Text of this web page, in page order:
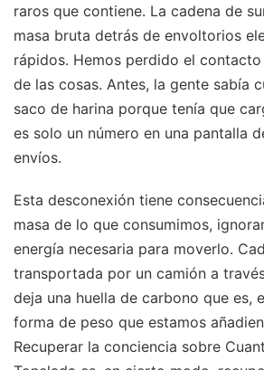
raros que contiene. La cadena de
masa bruta detrás de envoltorios
rápidos. Hemos perdido el
de las cosas. Antes, la gente sabía
saco de harina porque tenía que
es solo un número en una pantalla
envíos.
Esta desconexión tiene
masa de lo que consumimos,
energía necesaria para moverlo.
transportada por un camión a
deja una huella de carbono que es,
forma de peso que estamos
Recuperar la conciencia sobre